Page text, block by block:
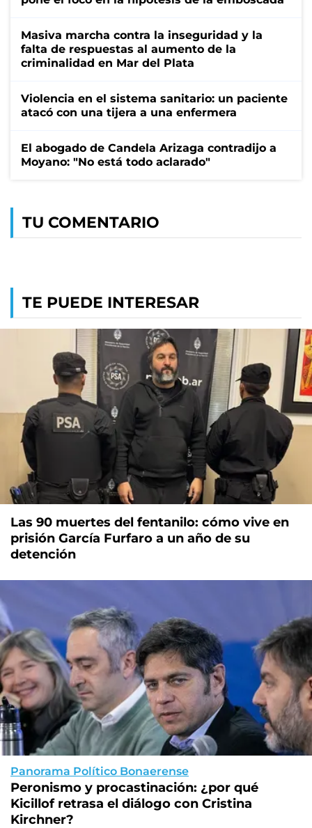
Masiva marcha contra la inseguridad y la
falta de respuestas al aumento de la
criminalidad en Mar del Plata
Violencia en el sistema sanitario: un paciente
atacó con una tijera a una enfermera
El abogado de Candela Arizaga contradijo a
Moyano: "No está todo aclarado"
TU COMENTARIO
TE PUEDE INTERESAR
Las 90 muertes del fentanilo: cómo vive en
prisión García Furfaro a un año de su
detención
Panorama Político Bonaerense
Peronismo y procastinación: ¿por qué
Kicillof retrasa el diálogo con Cristina
Kirchner?